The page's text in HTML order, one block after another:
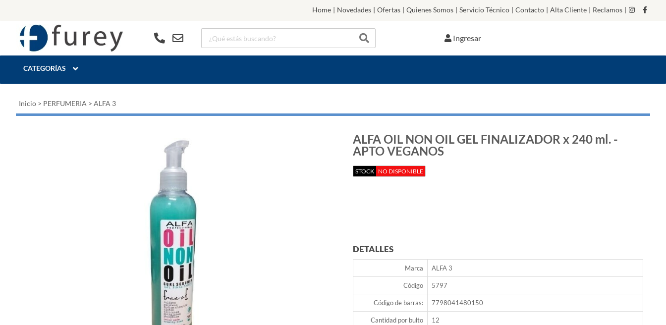
Home | Novedades | Ofertas | Quienes Somos | Servicio Técnico | Contacto | Alta Cliente | Reclamos |
Ingresar
CATEGORÍAS
Inicio > PERFUMERIA > ALFA 3
ALFA OIL NON OIL GEL FINALIZADOR x 240 ml. -
APTO VEGANOS
STOCK NO DISPONIBLE
DETALLES
Marca ALFA 3
Código 5797
Código de barras: 7798041480150
Cantidad por bulto 12